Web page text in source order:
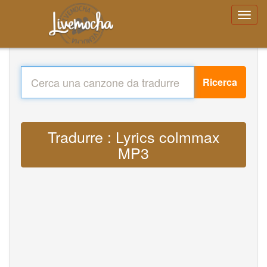
Ricerca
Tradurre : Lyrics colmmax
MP3